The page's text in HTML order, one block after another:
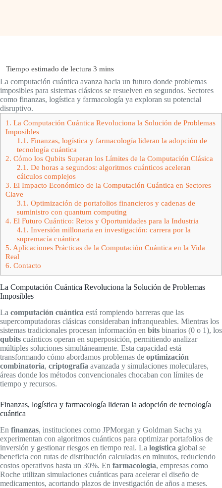
La computación cuántica avanza hacia un futuro donde problemas
imposibles para sistemas clásicos se resuelven en segundos. Sectores
como finanzas, logística y farmacología ya exploran su potencial
disruptivo.
1. La Computación Cuántica Revoluciona la Solución de Problemas
Imposibles
1.1. Finanzas, logística y farmacología lideran la adopción de
tecnología cuántica
2. Cómo los Qubits Superan los Límites de la Computación Clásica
2.1. De horas a segundos: algoritmos cuánticos aceleran
cálculos complejos
3. El Impacto Económico de la Computación Cuántica en Sectores
Clave
3.1. Optimización de portafolios financieros y cadenas de
suministro con quantum computing
4. El Futuro Cuántico: Retos y Oportunidades para la Industria
4.1. Inversión millonaria en investigación: carrera por la
supremacía cuántica
5. Aplicaciones Prácticas de la Computación Cuántica en la Vida
Real
6. Contacto
La Computación Cuántica Revoluciona la Solución de Problemas
Imposibles
La computación cuántica está rompiendo barreras que las
supercomputadoras clásicas consideraban infranqueables. Mientras los
sistemas tradicionales procesan información en bits binarios (0 o 1), los
qubits cuánticos operan en superposición, permitiendo analizar
múltiples soluciones simultáneamente. Esta capacidad está
transformando cómo abordamos problemas de optimización
combinatoria, criptografía avanzada y simulaciones moleculares,
áreas donde los métodos convencionales chocaban con límites de
tiempo y recursos.
Finanzas, logística y farmacología lideran la adopción de tecnología
cuántica
En finanzas, instituciones como JPMorgan y Goldman Sachs ya
experimentan con algoritmos cuánticos para optimizar portafolios de
inversión y gestionar riesgos en tiempo real. La logística global se
beneficia con rutas de distribución calculadas en minutos, reduciendo
costos operativos hasta un 30%. En farmacología, empresas como
Roche utilizan simulaciones cuánticas para acelerar el diseño de
medicamentos, acortando plazos de investigación de años a meses.